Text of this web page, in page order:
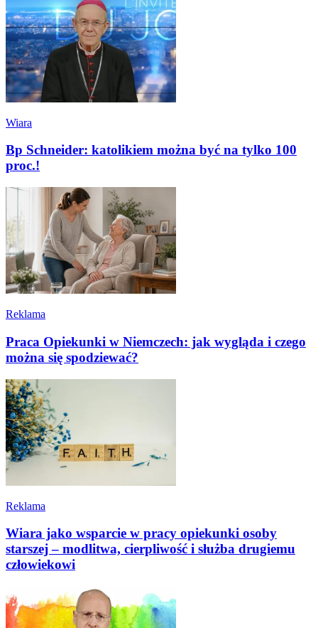
Wiara
Bp Schneider: katolikiem można być na tylko 100
proc.!
Reklama
Praca Opiekunki w Niemczech: jak wygląda i czego
można się spodziewać?
Reklama
Wiara jako wsparcie w pracy opiekunki osoby
starszej – modlitwa, cierpliwość i służba drugiemu
człowiekowi